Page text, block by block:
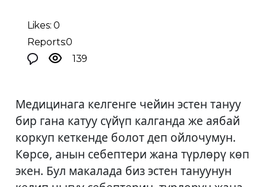
Likes: 0
Reports:0
139
Медицинага келгенге чейин эстен тануу
бир гана катуу сүйүп калганда же аябай
коркуп кеткенде болот деп ойлочумун.
Көрсө, анын себептери жана түрлөрү көп
экен. Бул макалада биз эстен тануунун